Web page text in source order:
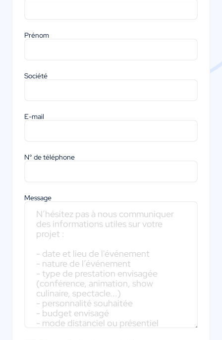
Prénom
Société
E-mail
N° de téléphone
Message